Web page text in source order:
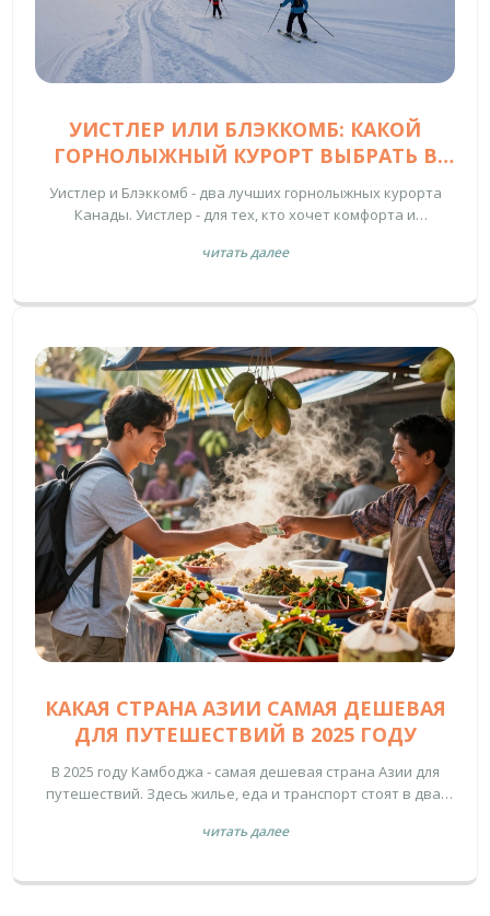
УИСТЛЕР ИЛИ БЛЭККОМБ: КАКОЙ
ГОРНОЛЫЖНЫЙ КУРОРТ ВЫБРАТЬ В
Уистлер и Блэккомб - два лучших горнолыжных курорта
Канады. Уистлер - для тех, кто хочет комфорта и
свободу. Как выбрать, что вам подходит - в этом обзоре.
читать далее
КАКАЯ СТРАНА АЗИИ САМАЯ ДЕШЕВАЯ
ДЛЯ ПУТЕШЕСТВИЙ В 2025 ГОДУ
В 2025 году Камбоджа - самая дешевая страна Азии для
путешествий. Здесь жилье, еда и транспорт стоят в два-
сколько нужно денег на месяц и как не переплатить.
читать далее